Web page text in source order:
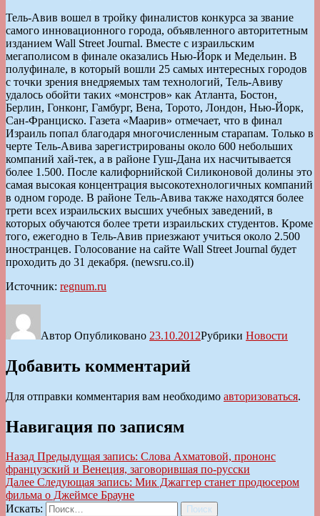
Тель-Авив вошел в тройку финалистов конкурса за звание
самого инновационного города, объявленного авторитетным
изданием Wall Street Journal. Вместе с израильским
мегаполисом в финале оказались Нью-Йорк и Медельин. В
полуфинале, в который вошли 25 самых интересных городов
с точки зрения внедряемых там технологий, Тель-Авиву
удалось обойти таких «монстров» как Атланта, Бостон,
Берлин, Гонконг, Гамбург, Вена, Торото, Лондон, Нью-Йорк,
Сан-Франциско. Газета «Маарив» отмечает, что в финал
Израиль попал благодаря многочисленным старапам. Только в
черте Тель-Авива зарегистрированы около 600 небольших
компаний хай-тек, а в районе Гуш-Дана их насчитывается
более 1.500. После калифорнийской Силиконовой долины это
самая высокая концентрация высокотехнологичных компаний
в одном городе. В районе Тель-Авива также находятся более
трети всех израильских высших учебных заведений, в
которых обучаются более трети израильских студентов. Кроме
того, ежегодно в Тель-Авив приезжают учиться около 2.500
иностранцев. Голосование на сайте Wall Street Journal будет
проходить до 31 декабря. (newsru.co.il)
Источник: regnum.ru
Автор Опубликовано 23.10.2012Рубрики Новости
Добавить комментарий
Для отправки комментария вам необходимо авторизоваться.
Навигация по записям
Назад Предыдущая запись: Слова Ахматовой, прононс
французский и Венеция, заговорившая по-русски
Далее Следующая запись: Мик Джаггер станет продюсером
фильма о Джеймсе Брауне
Искать:
Поиск